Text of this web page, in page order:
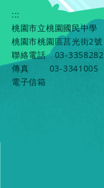
:::
桃園市立桃園國民中學
桃園市桃園區莒光街2號
聯絡電話
03-3358282
傳真
03-3341005
電子信箱